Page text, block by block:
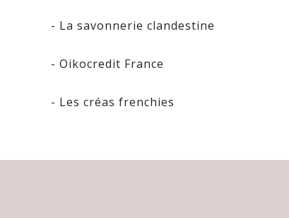
- La savonnerie clandestine
- Oikocredit France
- Les créas frenchies